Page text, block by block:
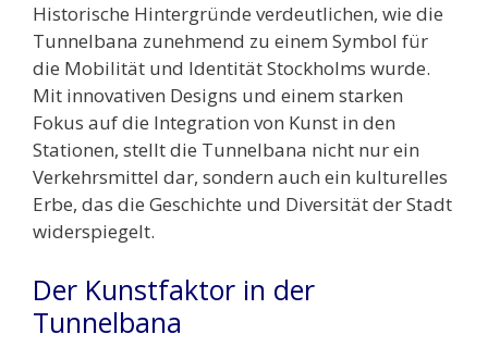
Historische Hintergründe verdeutlichen, wie die
Tunnelbana zunehmend zu einem Symbol für
die Mobilität und Identität Stockholms wurde.
Mit innovativen Designs und einem starken
Fokus auf die Integration von Kunst in den
Stationen, stellt die Tunnelbana nicht nur ein
Verkehrsmittel dar, sondern auch ein kulturelles
Erbe, das die Geschichte und Diversität der Stadt
widerspiegelt.
Der Kunstfaktor in der
Tunnelbana